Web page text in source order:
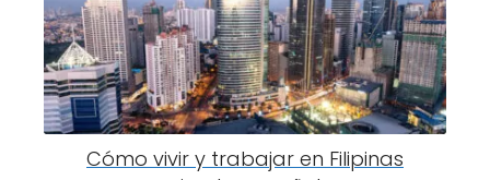
Cómo vivir y trabajar en Filipinas